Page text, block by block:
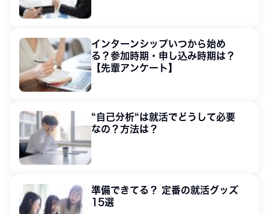
インターンシップいつから始め
る？参加時期・申し込み時期は？
【先輩アンケート】
“自己分析“は就活でどうして必要
なの？方法は？
準備できてる？ 定番の就活グッズ
15選